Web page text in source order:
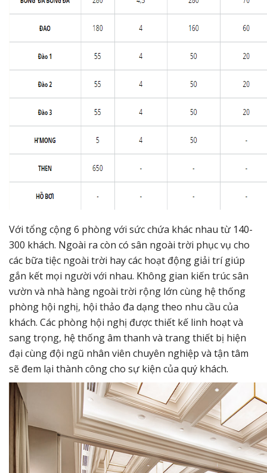
Với tổng cộng 6 phòng với sức chứa khác nhau từ 140-
300 khách. Ngoài ra còn có sân ngoài trời phục vụ cho
các bữa tiệc ngoài trời hay các hoạt động giải trí giúp
gắn kết mọi người với nhau. Không gian kiến trúc sân
vườn và nhà hàng ngoài trời rộng lớn cùng hệ thống
phòng hội nghị, hội thảo đa dạng theo nhu cầu của
khách. Các phòng hội nghị được thiết kế linh hoạt và
sang trọng, hệ thống âm thanh và trang thiết bị hiện
đại cùng đội ngũ nhân viên chuyên nghiệp và tận tâm
sẽ đem lại thành công cho sự kiện của quý khách.